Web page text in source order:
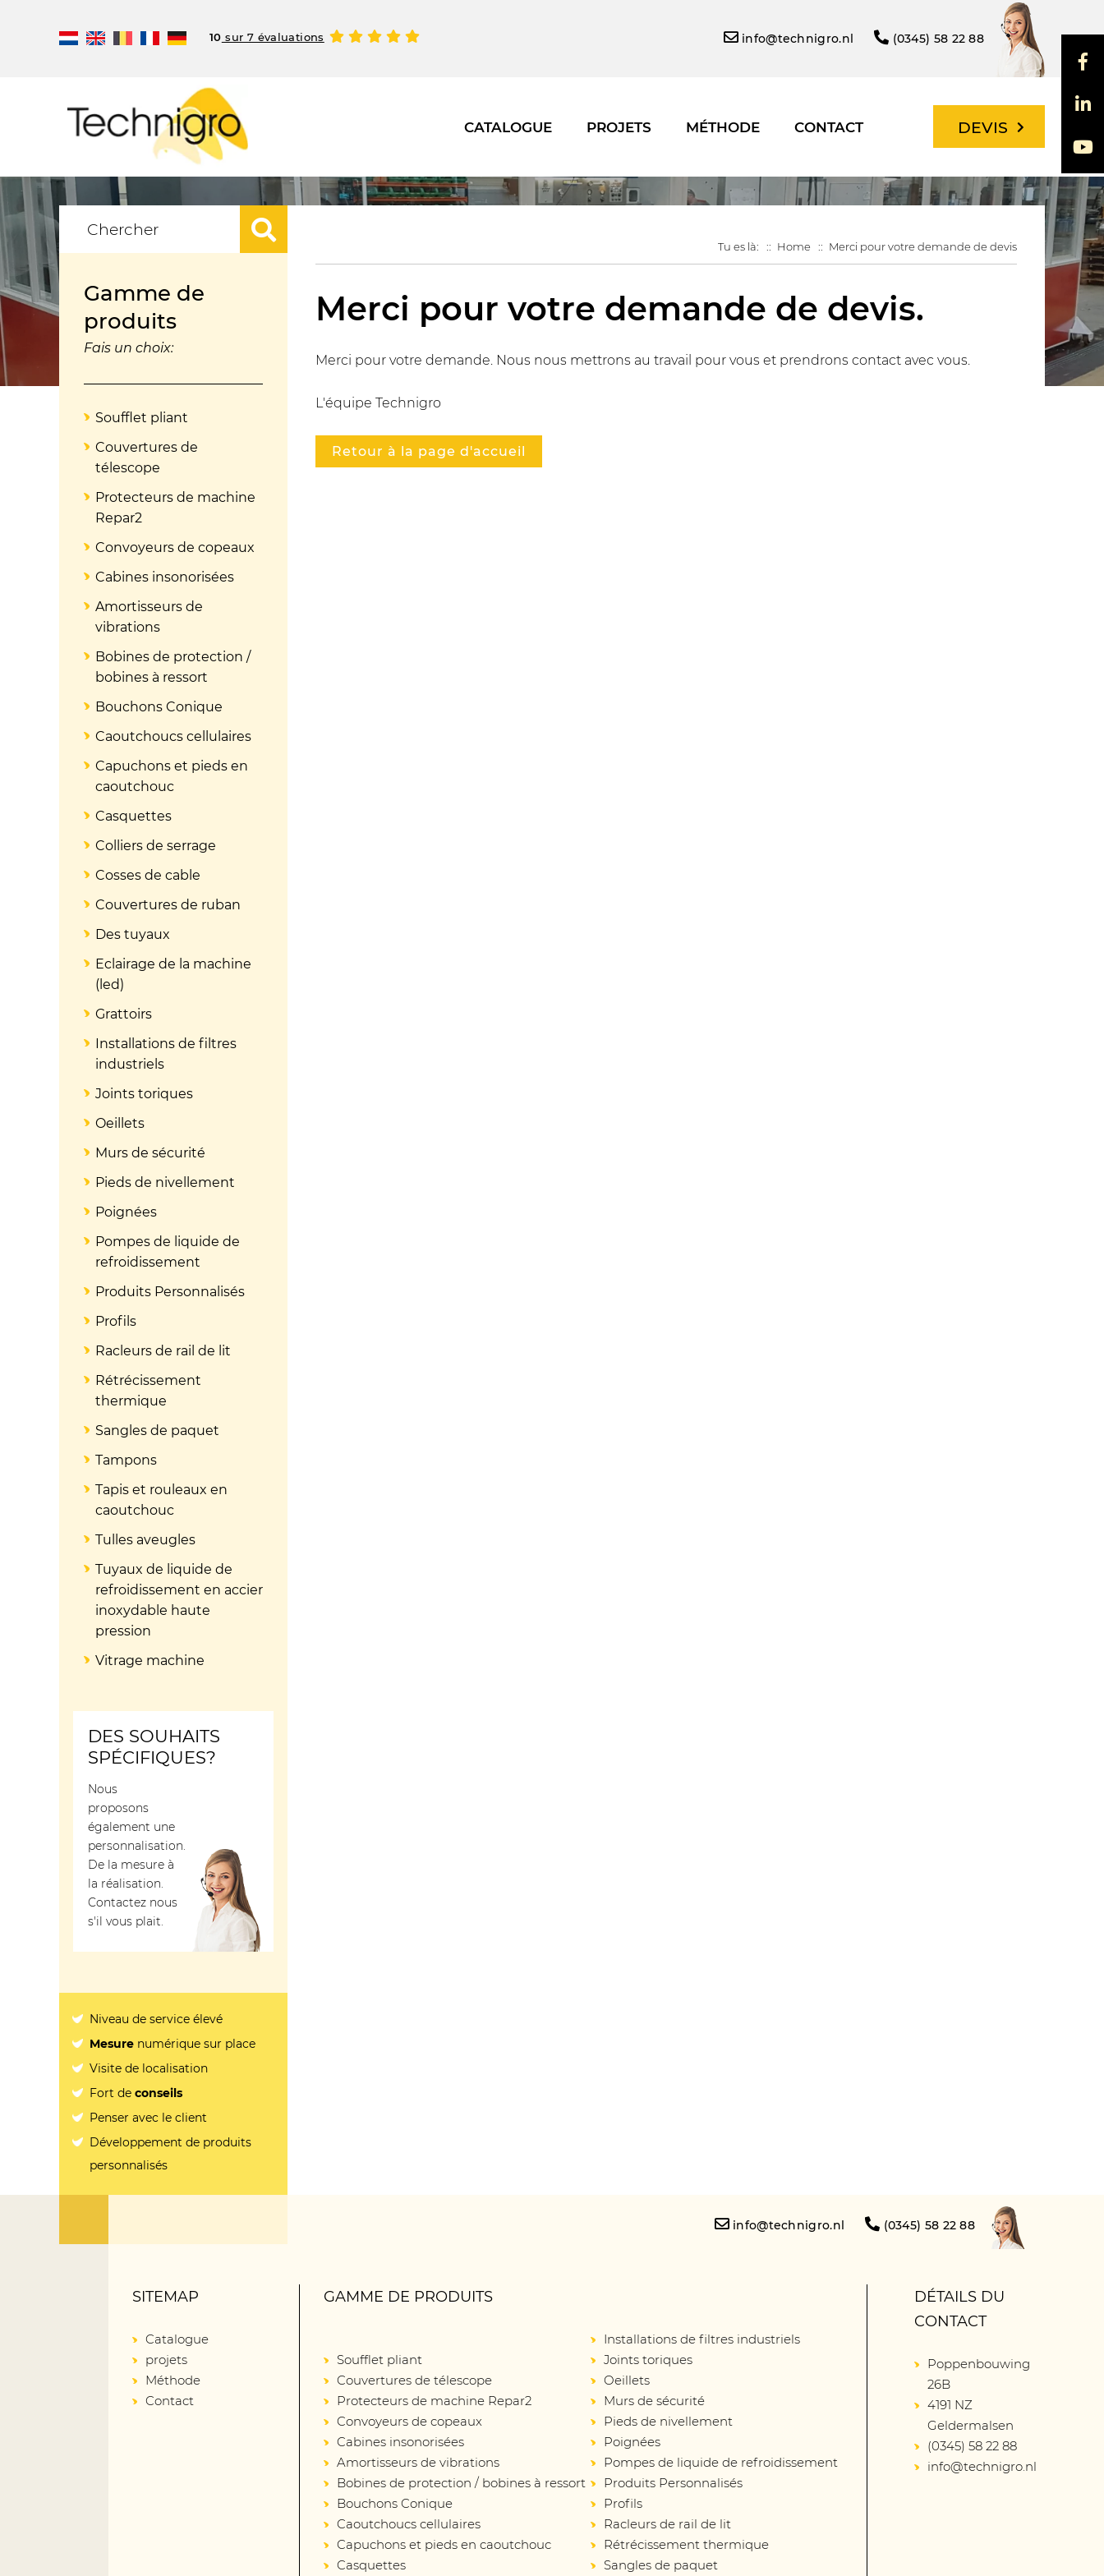
10 sur 7 évaluations info@technigro.nl (0345) 58 22 88
CATALOGUE PROJETS MÉTHODE CONTACT DEVIS
Tu es là: Home Merci pour votre demande de devis
Merci pour votre demande de devis.
Merci pour votre demande. Nous nous mettrons au travail pour vous et prendrons contact avec vous.
L'équipe Technigro
Retour à la page d'accueil
Gamme de
produits
Fais un choix:
Soufflet pliant
Couvertures de
télescope
Protecteurs de machine
Repar2
Convoyeurs de copeaux
Cabines insonorisées
Amortisseurs de
vibrations
Bobines de protection /
bobines à ressort
Bouchons Conique
Caoutchoucs cellulaires
Capuchons et pieds en
caoutchouc
Casquettes
Colliers de serrage
Cosses de cable
Couvertures de ruban
Des tuyaux
Eclairage de la machine
(led)
Grattoirs
Installations de filtres
industriels
Joints toriques
Oeillets
Murs de sécurité
Pieds de nivellement
Poignées
Pompes de liquide de
refroidissement
Produits Personnalisés
Profils
Racleurs de rail de lit
Rétrécissement
thermique
Sangles de paquet
Tampons
Tapis et rouleaux en
caoutchouc
Tulles aveugles
Tuyaux de liquide de
refroidissement en accier
inoxydable haute
pression
Vitrage machine
DES SOUHAITS
SPÉCIFIQUES?
Nous
proposons
également une
personnalisation.
De la mesure à
la réalisation.
Contactez nous
s'il vous plait.
Niveau de service élevé
Mesure numérique sur place
Visite de localisation
Fort deconseils
Penser avec le client
Développement de produits
personnalisés
info@technigro.nl (0345) 58 22 88
SITEMAP
Catalogue
projets
Méthode
Contact
GAMME DE PRODUITS
Soufflet pliant
Couvertures de télescope
Protecteurs de machine Repar2
Convoyeurs de copeaux
Cabines insonorisées
Amortisseurs de vibrations
Bobines de protection / bobines à ressort
Bouchons Conique
Caoutchoucs cellulaires
Capuchons et pieds en caoutchouc
Casquettes
Installations de filtres industriels
Joints toriques
Oeillets
Murs de sécurité
Pieds de nivellement
Poignées
Pompes de liquide de refroidissement
Produits Personnalisés
Profils
Racleurs de rail de lit
Rétrécissement thermique
Sangles de paquet
DÉTAILS DU
CONTACT
Poppenbouwing
26B
4191 NZ
Geldermalsen
(0345) 58 22 88
info@technigro.nl